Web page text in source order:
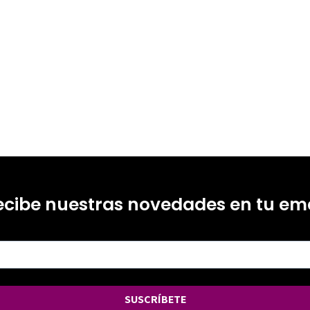
nuestras novedades en tu
SUSCRÍBETE